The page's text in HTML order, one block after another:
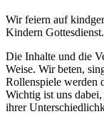
Wir feiern auf
Kindern Gottesdienst.
Die Inhalte und die
Weise. Wir beten,
Rollenspiele werden
Wichtig ist uns
ihrer